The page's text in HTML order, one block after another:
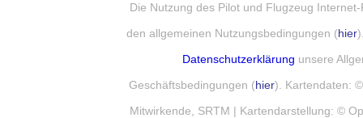
Die Nutzung des Pilot und Flugzeug
den allgemeinen Nutzungsbedingungen (hier
Datenschutzerklärung unsere
Geschäftsbedingungen (hier). Kartendaten:
Mitwirkende, SRTM | Kartendarstellung: ©